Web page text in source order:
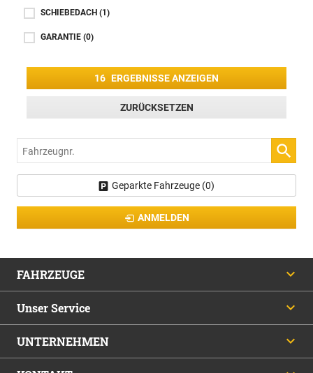
SCHIEBEDACH (1)
GARANTIE (0)
16 ERGEBNISSE ANZEIGEN
ZURÜCKSETZEN
Fahrzeugnr.
Geparkte Fahrzeuge (0)
ANMELDEN
FAHRZEUGE
Unser Service
UNTERNEHMEN